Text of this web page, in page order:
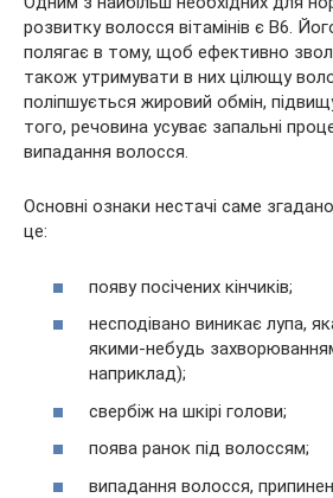
розвитку волосся вітамінів є B6.
полягає в тому, щоб ефективно
також утримувати в них цілющу
поліпшується жировий обмін,
того, речовина усуває запальні
випадання волосся.
Основні ознаки нестачі саме
це:
появу посічених кінчиків;
несподівано виникає лупа,
якими-небудь
наприклад);
свербіж на шкірі голови;
поява ранок під волоссям;
випадання волосся,